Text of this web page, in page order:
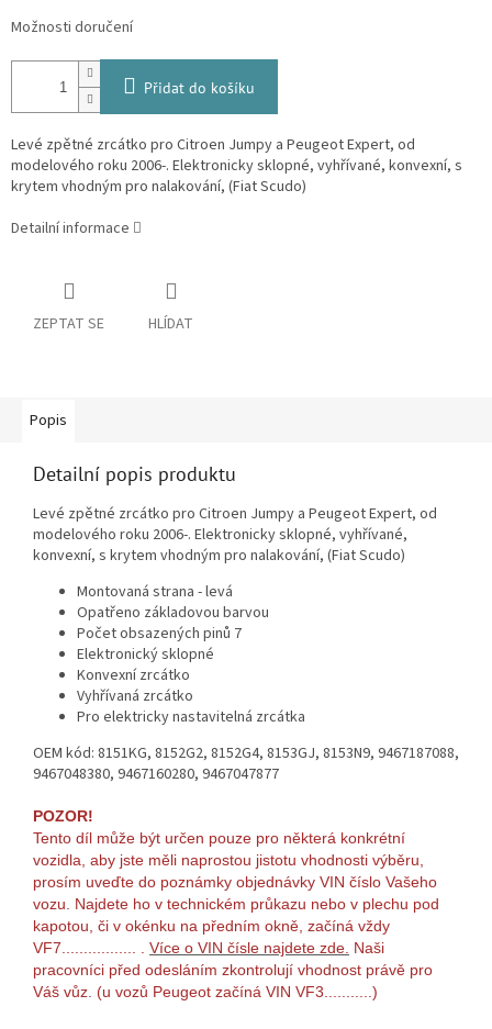
Možnosti doručení
Přidat do košíku
Levé zpětné zrcátko pro Citroen Jumpy a Peugeot Expert, od
modelového roku 2006-. Elektronicky sklopné, vyhřívané, konvexní, s
krytem vhodným pro nalakování, (Fiat Scudo)
Detailní informace
ZEPTAT SE HLÍDAT
Popis
Detailní popis produktu
Levé zpětné zrcátko pro Citroen Jumpy a Peugeot Expert, od
modelového roku 2006-. Elektronicky sklopné, vyhřívané,
konvexní, s krytem vhodným pro nalakování, (Fiat Scudo)
Montovaná strana - levá
Opatřeno základovou barvou
Počet obsazených pinů 7
Elektronický sklopné
Konvexní zrcátko
Vyhřívaná zrcátko
Pro elektricky nastavitelná zrcátka
OEM kód: 8151KG, 8152G2, 8152G4, 8153GJ, 8153N9, 9467187088,
9467048380, 9467160280, 9467047877
POZOR!
Tento díl může být určen pouze pro některá konkrétní
vozidla, aby jste měli naprostou jistotu vhodnosti výběru,
prosím uveďte do poznámky objednávky VIN číslo Vašeho
vozu. Najdete ho v technickém průkazu nebo v plechu pod
kapotou, či v okénku na předním okně, začíná vždy
VF7................. . Více o VIN čísle najdete zde. Naši
pracovníci před odesláním zkontrolují vhodnost právě pro
Váš vůz. (u vozů Peugeot začíná VIN VF3...........)